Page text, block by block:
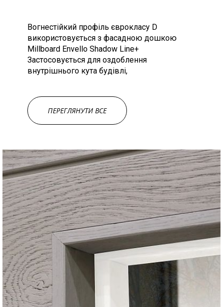
Вогнестійкий профіль єврокласу D
використовується з фасадною дошкою
Millboard Envello Shadow Line+
Застосовується для оздоблення
внутрішнього кута будівлі,
ПЕРЕГЛЯНУТИ ВСЕ